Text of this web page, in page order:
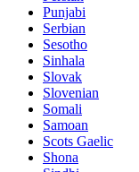
Punjabi
Serbian
Sesotho
Sinhala
Slovak
Slovenian
Somali
Samoan
Scots Gaelic
Shona